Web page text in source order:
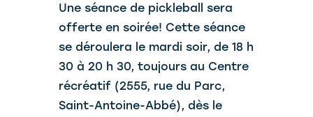
Une séance de pickleball sera
offerte en soirée! Cette séance
se déroulera le mardi soir, de 18 h
30 à 20 h 30, toujours au Centre
récréatif (2555, rue du Parc,
Saint-Antoine-Abbé), dès le